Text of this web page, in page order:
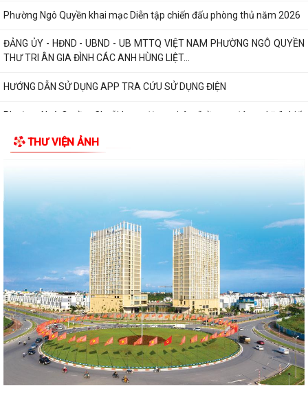
Phường Ngô Quyền khai mạc Diễn tập chiến đấu phòng thủ năm 2026
ĐẢNG ỦY - HĐND - UBND - UB MTTQ VIỆT NAM PHƯỜNG NGÔ QUYỀN
THƯ TRI ÂN GIA ĐÌNH CÁC ANH HÙNG LIỆT...
HƯỚNG DẪN SỬ DỤNG APP TRA CỨU SỬ DỤNG ĐIỆN
Phường Ngô Quyền: Chuỗi hoạt động tri ân, “Đền ơn đáp nghĩa” thiết
ỦY BAN NHÂN DÂN PHƯỜNG NGÔ QUYỀN THÔNG TIN Về việc cưỡng
chế cưỡng chế 02 tổ chức để thu hồi nhà là...
PHƯỜNG NGÔ QUYỀN THĂM HỎI, TẶNG QUÀ GIA ĐÌNH CHÍNH SÁCH,
NGƯỜI CÓ CÔNG NHÂN DỊP 27/7
PHƯỜNG NGÔ QUYỀN VIẾNG NGHĨA TRANG LIỆT SĨ NHÂN KỶ NIỆM 79
NĂM NGÀY THƯƠNG BINH LIỆT SĨ 27/7
UBND PHƯỜNG NGÔ QUYỀN THÔNG BÁO THỜI GIAN TỔ CHỨC HỘI
NGHỊ ĐỐI THOẠI DOANH NGHIỆP, HỘ KINH DOANH,...
PHƯỜNG NGÔ QUYỀN TỔ CHỨC GIAO BAN TỔ DÂN PHỐ SAU SẮP XẾP,
SÁP NHẬP
THƯ VIỆN ẢNH